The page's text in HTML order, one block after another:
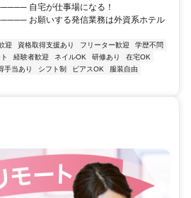
自宅が仕事場になる！
お願いする発信業務は外資系ホテル
迎 資格取得支援あり フリーター歓迎
学歴不問
経験者歓迎 ネイルOK 研修あり
在宅OK
手当あり シフト制 ピアスOK
服装自由